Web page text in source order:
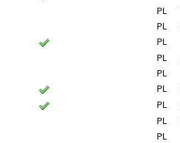
PL
PL
PL
PL
PL
PL
PL
PL
PL